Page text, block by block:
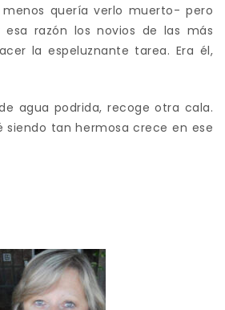
quería verlo muerto- pero
razón los novios de las más
la espeluznante tarea. Era él,
agua podrida, recoge otra cala.
siendo tan hermosa crece en ese